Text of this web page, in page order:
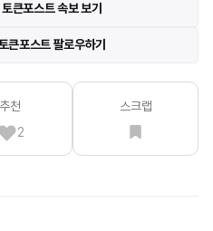
큰포스트 속보 보기
큰포스트 팔로우하기
추천
2
스크랩